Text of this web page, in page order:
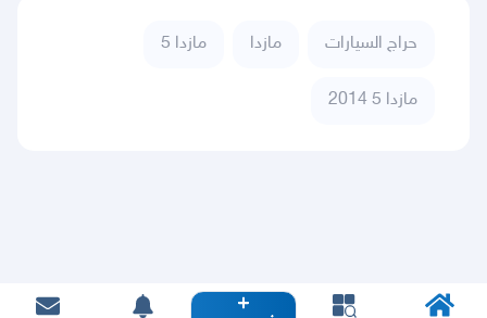
حراج السيارات مازدا مازدا 5
مازدا 5 2014